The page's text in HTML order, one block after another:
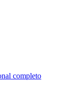
completo